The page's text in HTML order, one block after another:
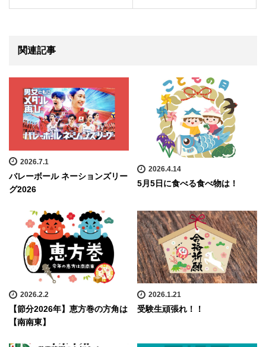
関連記事
2026.7.1
バレーボール ネーションズリー
グ2026
2026.4.14
5月5日に食べる食べ物は！
2026.2.2
【節分2026年】恵方巻の方角は
【南南東】
2026.1.21
受験生頑張れ！！